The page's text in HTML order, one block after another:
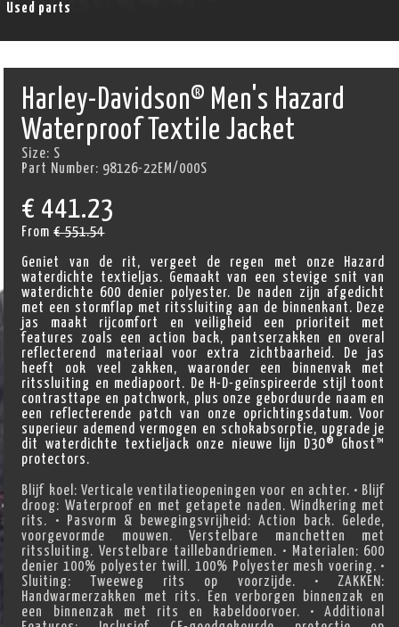
Used parts
Harley-Davidson® Men's Hazard
Waterproof Textile Jacket
Size: S
Part Number: 98126-22EM/000S
€ 441.23
From € 551.54
Geniet van de rit, vergeet de regen met onze Hazard
waterdichte textieljas. Gemaakt van een stevige snit van
waterdichte 600 denier polyester. De naden zijn afgedicht
met een stormflap met ritssluiting aan de binnenkant. Deze
jas maakt rijcomfort en veiligheid een prioriteit met
features zoals een action back, pantserzakken en overal
reflecterend materiaal voor extra zichtbaarheid. De jas
heeft ook veel zakken, waaronder een binnenvak met
ritssluiting en mediapoort. De H-D-geïnspireerde stijl toont
contrasttape en patchwork, plus onze geborduurde naam en
een reflecterende patch van onze oprichtingsdatum. Voor
superieur ademend vermogen en schokabsorptie, upgrade je
dit waterdichte textieljack onze nieuwe lijn D3O® Ghost™
protectors.
Blijf koel: Verticale ventilatieopeningen voor en achter. • Blijf
droog: Waterproof en met getapete naden. Windkering met
rits. • Pasvorm & bewegingsvrijheid: Action back. Gelede,
voorgevormde mouwen. Verstelbare manchetten met
ritssluiting. Verstelbare taillebandriemen. • Materialen: 600
denier 100% polyester twill. 100% Polyester mesh voering. •
Sluiting: Tweeweg rits op voorzijde. • ZAKKEN:
Handwarmerzakken met rits. Een verborgen binnenzak en
een binnenzak met rits en kabeldoorvoer. • Additional